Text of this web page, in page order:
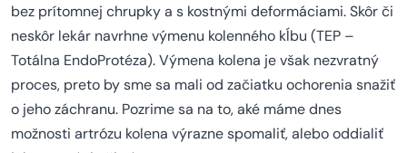
bez prítomnej chrupky a s kostnými deformáciami. Skôr či
neskôr lekár navrhne výmenu kolenného kĺbu (TEP –
Totálna EndoProtéza). Výmena kolena je však nezvratný
proces, preto by sme sa mali od začiatku ochorenia snažiť
o jeho záchranu. Pozrime sa na to, aké máme dnes
možnosti artrózu kolena výrazne spomaliť, alebo oddialiť